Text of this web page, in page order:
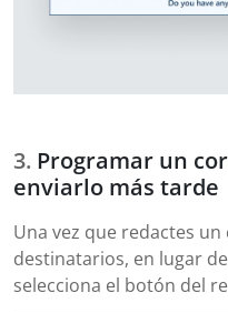
Programar un
enviarlo más tarde
Una vez que redactes
destinatarios, en lugar
selecciona el botón del